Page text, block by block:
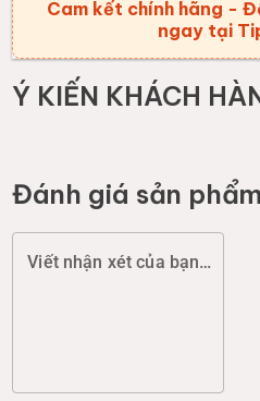
Cam kết chính hãng -
ngay tại
Ý KIẾN KHÁCH
Đánh giá sản phẩm
Viết nhận xét của bạn (chất lượng, đóng gói, giao hàng...)